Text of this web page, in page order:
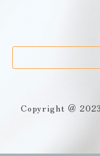
Copyright ＠